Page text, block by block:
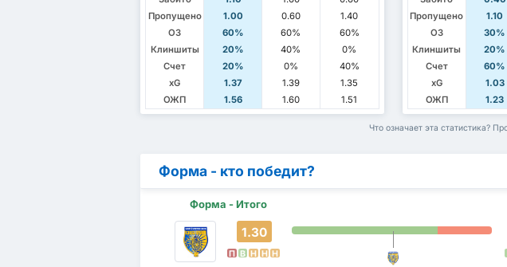
Пропущено
1.00 0.60
1.40
ОЗ
60% 60%
60%
Клиншиты
20% 40%
0%
Счет
20% 0%
40%
xG
1.37 1.39
1.35
ОЖП
1.56 1.60 1.51
Пропущено
1.10
ОЗ
30%
Клиншиты
20%
Счет
60%
xG
1.03
ОЖП
1.23
Что означает эта статистика?
Форма - кто победит?
Форма - Итого
1.30
П В Н Н Н